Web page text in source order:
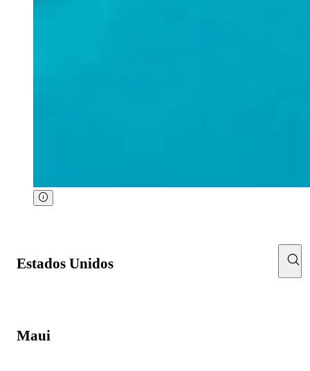
Estados Unidos
Maui